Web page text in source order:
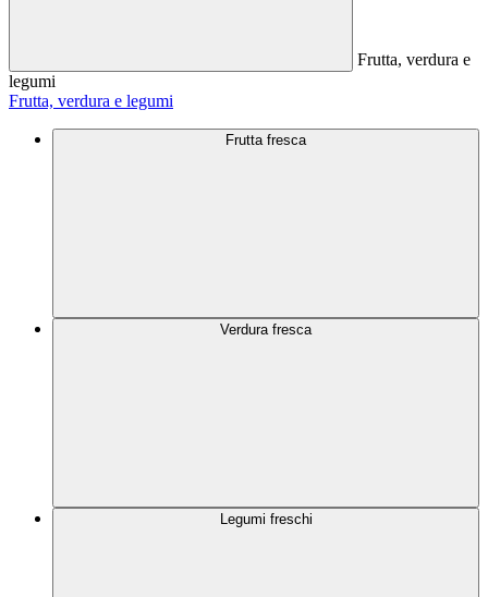
Frutta, verdura e
legumi
Frutta, verdura e legumi
Frutta fresca
Verdura fresca
Legumi freschi